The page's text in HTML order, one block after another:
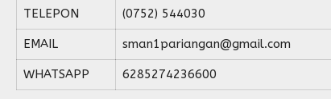
TELEPON (0752) 544030
EMAIL sman1pariangan@gmail.com
WHATSAPP 6285274236600